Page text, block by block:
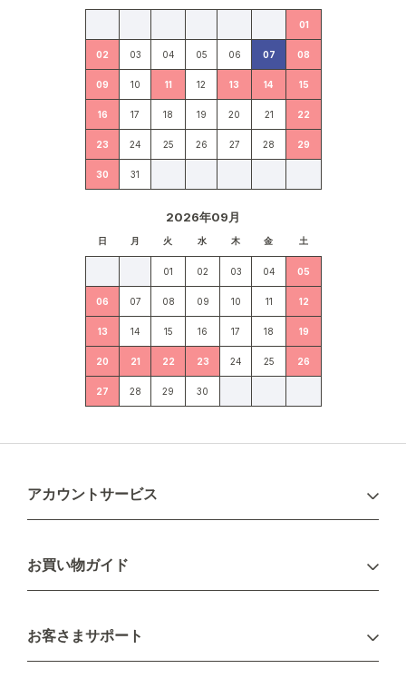
01
02 03 04 05 06 07 08
09 10 11 12 13 14 15
16 17 18 19 20 21 22
23 24 25 26 27 28 29
30 31
2026年09月
日 月 火 水 木 金 土
01 02 03 04 05
06 07 08 09 10 11 12
13 14 15 16 17 18 19
20 21 22 23 24 25 26
27 28 29 30
アカウントサービス
新規会員登録
お買い物ガイド
配送について
不良品・返品について
お客さまサポート